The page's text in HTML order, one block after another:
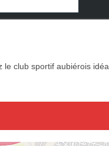
club sportif aubiérois